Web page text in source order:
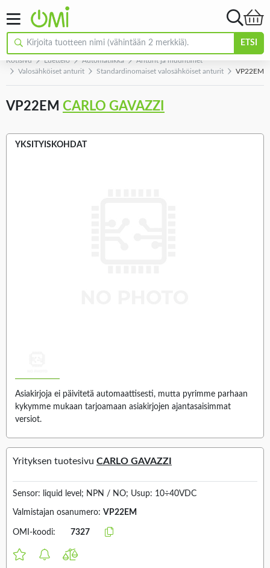
ETSI
Kotisivu Luettelo Automatiikka
Anturit ja muuntimet
Valosähköiset anturit
Standardinomaiset valosähköiset anturit VP22EM
VP22EM CARLO GAVAZZI
YKSITYISKOHDAT
Asiakirjoja ei päivitetä automaattisesti, mutta pyrimme parhaan
kykymme mukaan tarjoamaan asiakirjojen ajantasaisimmat
versiot.
Yrityksen tuotesivu CARLO GAVAZZI
Sensor: liquid level; NPN / NO; Usup: 10÷40VDC
Valmistajan osanumero: VP22EM
OMI-koodi: 7327